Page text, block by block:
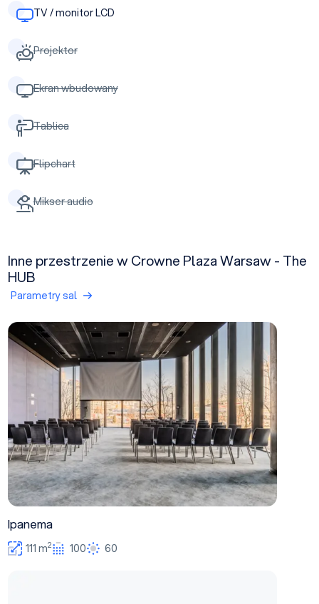
TV / monitor LCD
Projektor
Ekran wbudowany
Tablica
Flipchart
Mikser audio
Inne przestrzenie w Crowne Plaza Warsaw - The
HUB
Parametry sal
Ipanema
Ipanema
111 m2 100 60